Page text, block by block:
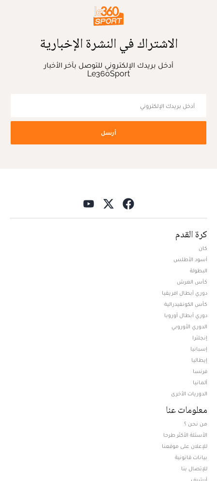
الاشتراك في النشرة الإخبارية
أدخل بريدك الإلكتروني للتوصل بآخر الأخبار
Le360Sport
أرسل
كرة القدم
كان
أسود الأطلس
البطولة
كأس العرش
دوري أبطال افريقيا
كأس الكونفيدرالية
دوري أبطال أوروبا
الدوري الأوروبي
إنجلترا
إسبانيا
إيطاليا
فرنسا
ألمانيا
الدوريات الأخرى
معلومات عنا
من نحن ؟
الأسئلة الأكثر طرحا
للإعلان على موقعنا
بيانات قانونية
للإتصال بنا
أرشيف